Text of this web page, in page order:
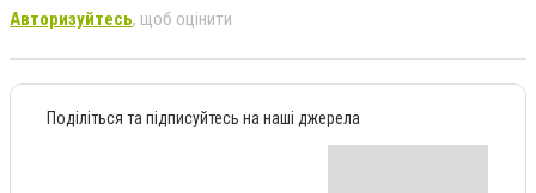
Авторизуйтесь, щоб оцінити
Поділіться та підписуйтесь на наші джерела